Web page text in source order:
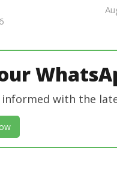
informed with the